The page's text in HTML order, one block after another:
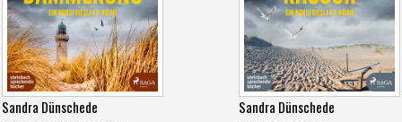
Sandra Dünschede Sandra Dünschede